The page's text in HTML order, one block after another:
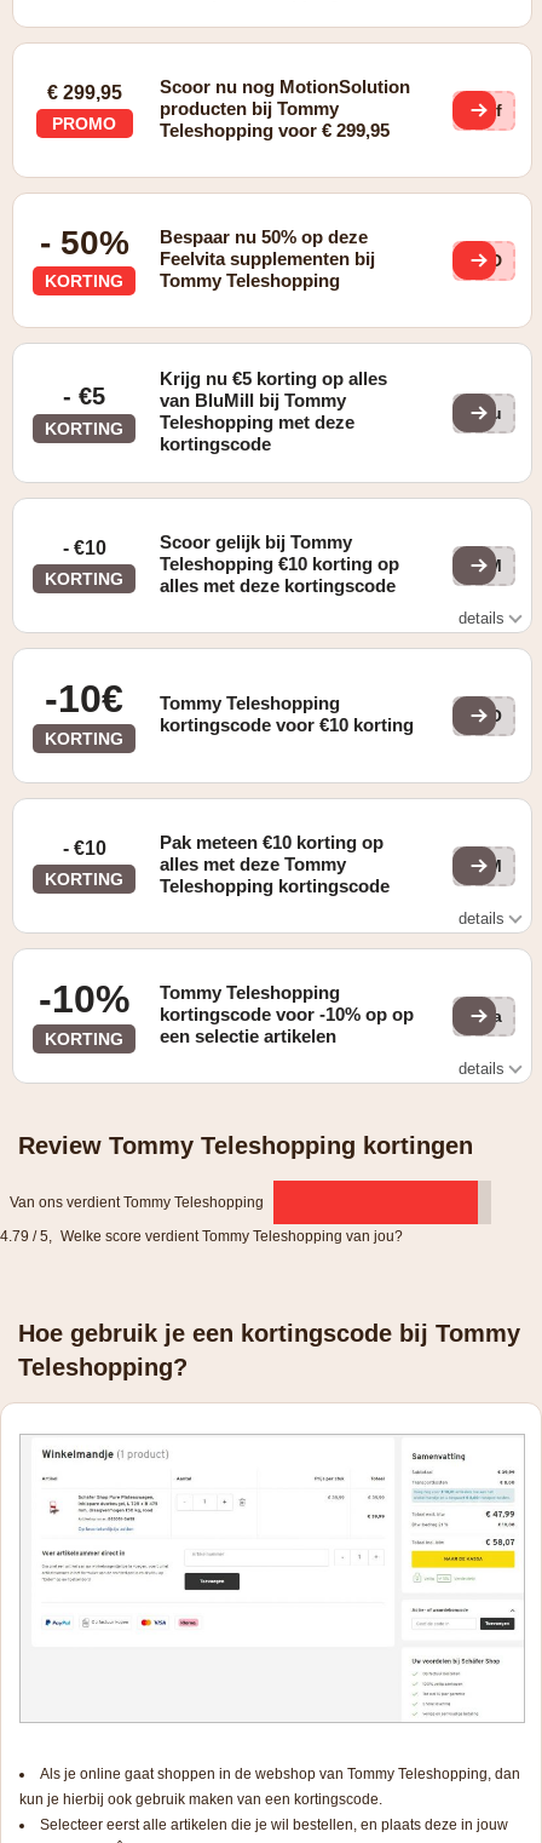
€ 299,95
PROMO
Scoor nu nog MotionSolution
producten bij Tommy
Teleshopping voor € 299,95
Yhf
- 50%
KORTING
Bespaar nu 50% op deze
Feelvita supplementen bij
Tommy Teleshopping
CMD
- €5
KORTING
Krijg nu €5 korting op alles
van BluMill bij Tommy
Teleshopping met deze
kortingscode
Blu
- €10
KORTING
Scoor gelijk bij Tommy
Teleshopping €10 korting op
alles met deze kortingscode
ZOM
details
-10€
KORTING
Tommy Teleshopping
kortingscode voor €10 korting
TO
- €10
KORTING
Pak meteen €10 korting op
alles met deze Tommy
Teleshopping kortingscode
ZOM
details
-10%
KORTING
Tommy Teleshopping
kortingscode voor -10% op op
een selectie artikelen
ma
details
Review Tommy Teleshopping kortingen
Van ons verdient Tommy Teleshopping
4.79 / 5, Welke score verdient Tommy Teleshopping van jou?
Hoe gebruik je een kortingscode bij Tommy
Teleshopping?
Als je online gaat shoppen in de webshop van Tommy Teleshopping, dan
kun je hierbij ook gebruik maken van een kortingscode.
Selecteer eerst alle artikelen die je wil bestellen, en plaats deze in jouw